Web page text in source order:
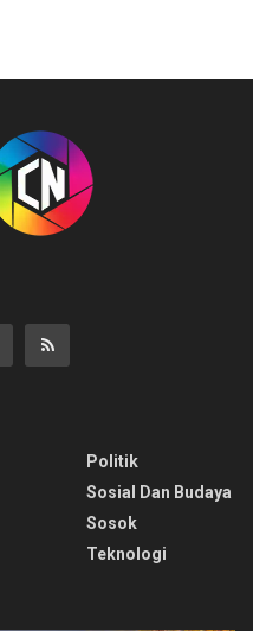
Politik
Sosial Dan Budaya
Sosok
Teknologi